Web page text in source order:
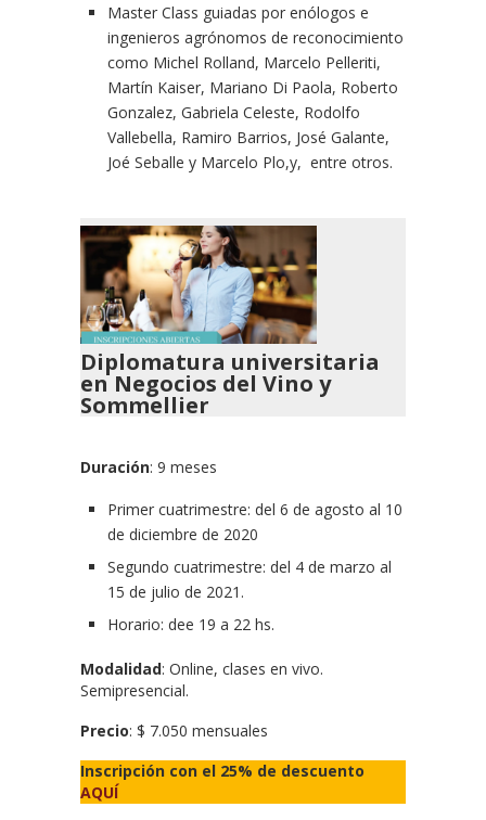
Master Class guiadas por enólogos e
ingenieros agrónomos de reconocimiento
como Michel Rolland, Marcelo Pelleriti,
Martín Kaiser, Mariano Di Paola, Roberto
Gonzalez, Gabriela Celeste, Rodolfo
Vallebella, Ramiro Barrios, José Galante,
Joé Seballe y Marcelo Plo,y, entre otros.
Diplomatura universitaria
en Negocios del Vino y
Sommellier
Duración: 9 meses
Primer cuatrimestre: del 6 de agosto al 10
de diciembre de 2020
Segundo cuatrimestre: del 4 de marzo al
15 de julio de 2021.
Horario: dee 19 a 22 hs.
Modalidad: Online, clases en vivo.
Semipresencial.
Precio: $ 7.050 mensuales
Inscripción con el 25% de descuento
AQUÍ